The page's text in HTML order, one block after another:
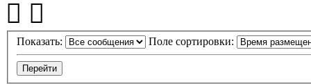
Показать: Поле сортировки: